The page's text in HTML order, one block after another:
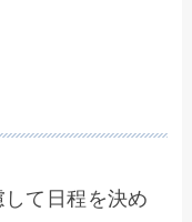
て日程を決め